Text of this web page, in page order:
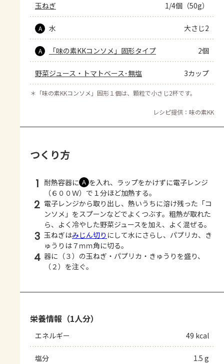
玉ねぎ 1/4個（50g）
A 水 大さじ2
A 「味の素KKコンソメ」固形タイプ 2個
野菜ジュース・トマトベース･無塩 3カップ
＊ 「味の素KKコンソメ」固形１個は、顆粒で小さじ2杯です。
レシピ提供：味の素KK
つくり方
1 耐熱容器に Ａ を入れ、ラップをかけずに電子レンジ
（６００Ｗ）で１分ほど加熱する。
2 電子レンジから取り出し、熱いうちに溶け残った「コ
ンソメ」をスプーンなどでよくつぶす。粗熱が取れた
ら、よく冷やした野菜ジュースを加え、よく混ぜる。
3 玉ねぎはみじん切り にして水にさらし、パプリカ、き
ゅうりは７ｍｍ角に切る。
4 器に（３）の玉ねぎ・パプリカ・きゅうりを盛り、
（２）を注ぐ。
栄養情報（1人分）
エネルギー 49 kcal
塩分 1.5 g